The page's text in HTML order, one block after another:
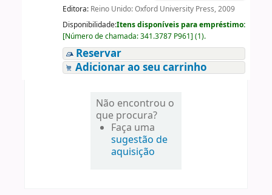
Editora: Reino Unido: Oxford University Press, 2009
Disponibilidade:Itens disponíveis para empréstimo:
[Número de chamada:341.3787 P961] (1).
Reservar
Adicionar ao seu carrinho
Não encontrou o
que procura?
Faça uma
sugestão de
aquisição